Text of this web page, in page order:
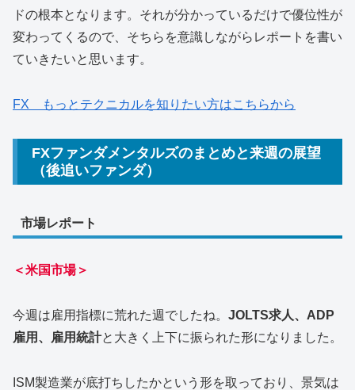
ドの根本となります。それが分かっているだけで優位性が
変わってくるので、そちらを意識しながらレポートを書い
ていきたいと思います。
FX もっとテクニカルを知りたい方はこちらから
FXファンダメンタルズのまとめと来週の展望
（後追いファンダ）
市場レポート
＜米国市場＞
今週は雇用指標に荒れた週でしたね。 JOLTS求人、ADP
雇用、雇用統計と大きく上下に振られた形になりました。
ISM製造業が底打ちしたかという形を取っており、景気は